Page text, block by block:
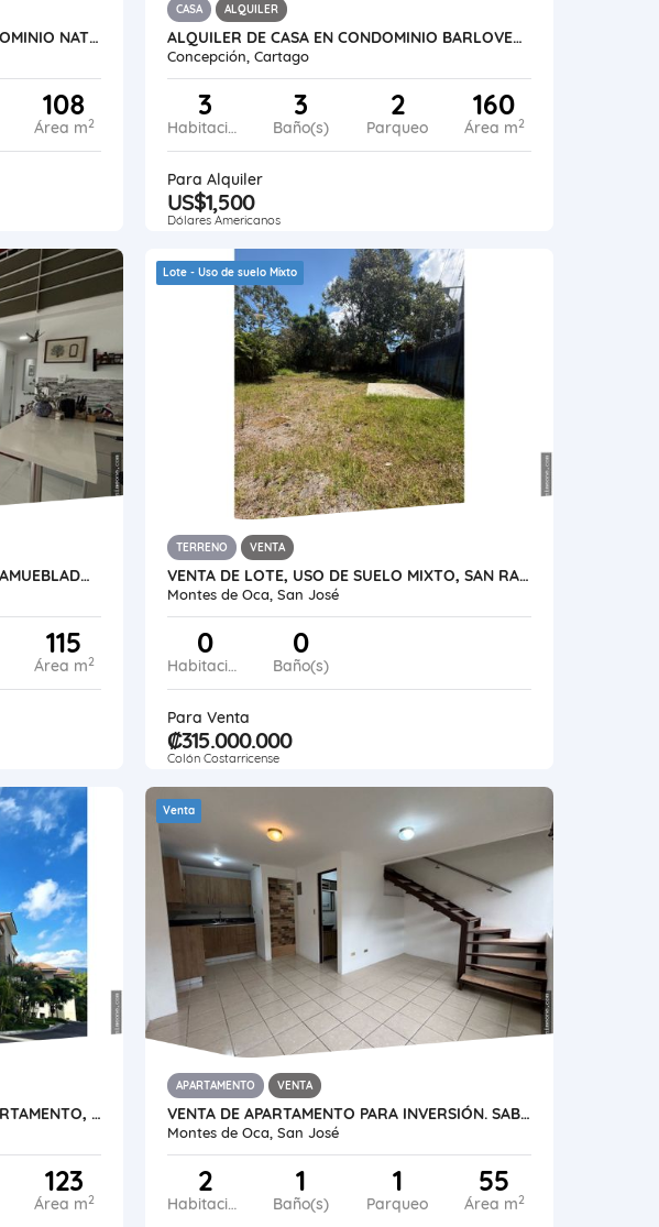
VENTA DE APARTAMENTO EN CONDOMINIO NATÙ MONTES DE OCA, SAN RAFAEL
108
Área m2
CASA ALQUILER
ALQUILER DE CASA EN CONDOMINIO BARLOVENTO, TRES RÍOS
Concepción, Cartago
3
Habitaciones
3
Baño(s)
2
Parqueo
160
Área m2
Para Alquiler
US$1,500
Dólares Americanos
ALQUILER DE APARTAMENTO FULL AMUEBLADO. SABANILLA, MONTES DE OCA
115
Área m2
Lote - Uso de suelo Mixto
TERRENO VENTA
VENTA DE LOTE, USO DE SUELO MIXTO, SAN RAFAEL DE MONTES DE OCA
Montes de Oca, San José
0
Habitaciones
0
Baño(s)
Para Venta
₡315.000.000
Colón Costarricense
VENTA O ALQUILER DE AMPLIO APARTAMENTO, LOMAS DE AYARCO SUR
123
Área m2
Venta
APARTAMENTO VENTA
VENTA DE APARTAMENTO PARA INVERSIÓN. SABANILLA, MONTES DE OCA
Montes de Oca, San José
2
Habitaciones
1
Baño(s)
1
Parqueo
55
Área m2